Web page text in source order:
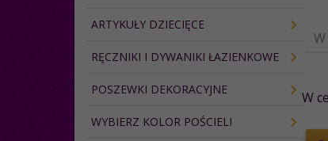
ARTYKUŁY DZIECIĘCE
RĘCZNIKI I DYWANIKI ŁAZIENKOWE
POSZEWKI DEKORACYJNE
WYBIERZ KOLOR POŚCIELI
W